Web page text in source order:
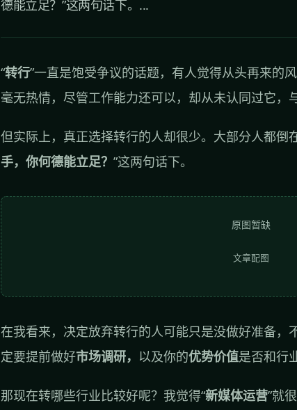
德能立足？”这两句话下。...
“转行”一直是饱受争议的话题，有人觉得从头再来的
毫无热情，尽管工作能力还可以，却从未认同过它，
但实际上，真正选择转行的人却很少。大部分人都倒
手，你何德能立足？ ”这两句话下。
原图暂缺
文章配图
在我看来，决定放弃转行的人可能只是没做好准备，
定要提前做好市场调研， 以及你的优势价值是否和行
那现在转哪些行业比较好呢？我觉得“新媒体运营”就